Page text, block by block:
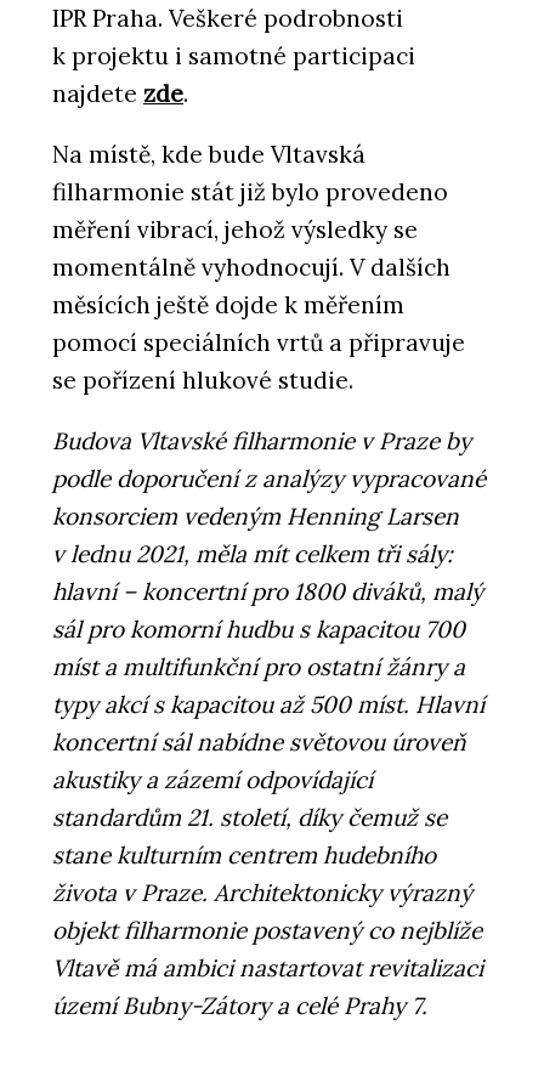
IPR Praha. Veškeré podrobnosti
k projektu i samotné participaci
najdete zde.
Na místě, kde bude Vltavská
filharmonie stát již bylo provedeno
měření vibrací, jehož výsledky se
momentálně vyhodnocují. V dalších
měsících ještě dojde k měřením
pomocí speciálních vrtů a připravuje
se pořízení hlukové studie.
Budova Vltavské filharmonie v Praze by
podle doporučení z analýzy vypracované
konsorciem vedeným Henning Larsen
v lednu 2021, měla mít celkem tři sály:
hlavní – koncertní pro 1800 diváků, malý
sál pro komorní hudbu s kapacitou 700
míst a multifunkční pro ostatní žánry a
typy akcí s kapacitou až 500 míst. Hlavní
koncertní sál nabídne světovou úroveň
akustiky a zázemí odpovídající
standardům 21. století, díky čemuž se
stane kulturním centrem hudebního
života v Praze. Architektonicky výrazný
objekt filharmonie postavený co nejblíže
Vltavě má ambici nastartovat revitalizaci
území Bubny-Zátory a celé Prahy 7.